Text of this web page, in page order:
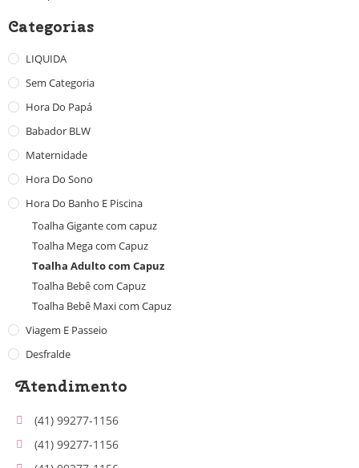
Categorias
LIQUIDA
Sem Categoria
Hora Do Papá
Babador BLW
Maternidade
Hora Do Sono
Hora Do Banho E Piscina
Toalha Gigante com capuz
Toalha Mega com Capuz
Toalha Adulto com Capuz
Toalha Bebê com Capuz
Toalha Bebê Maxi com Capuz
Viagem E Passeio
Desfralde
Atendimento
(41) 99277-1156
(41) 99277-1156